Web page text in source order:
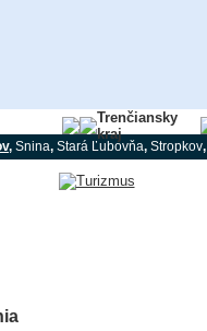
Trenčiansky
kraj
, Snina, Stará Ľubovňa, Stropkov,